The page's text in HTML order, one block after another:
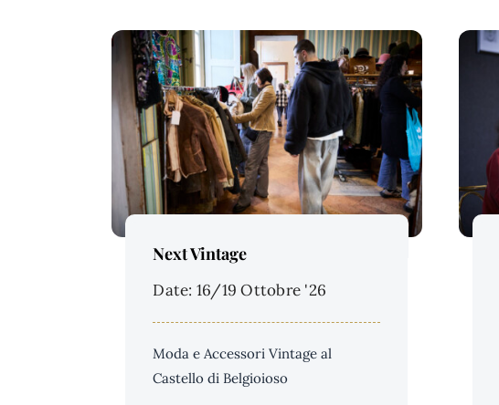
Next Vintage
Date: 16/19 Ottobre '26
Moda e Accessori Vintage al
Castello di Belgioioso